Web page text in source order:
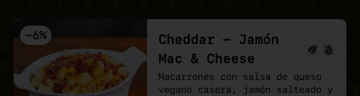
-6%
Cheddar - Jamón
Mac & Cheese
Macarrones con salsa de queso
vegano casera, jamón salteado y